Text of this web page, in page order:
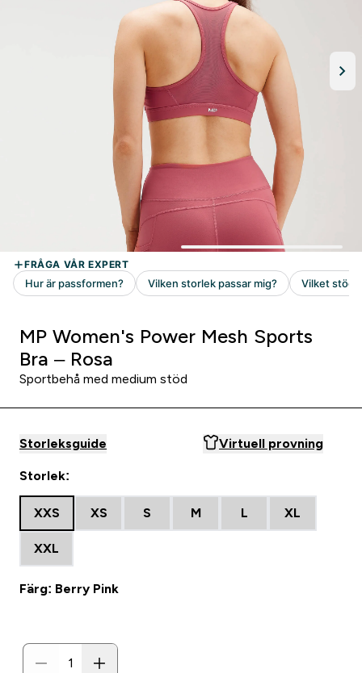
MP Women's Power Mesh Sports
Bra – Rosa
Sportbehå med medium stöd
Storleksguide Virtuell provning
Storlek:
XXS XS S M L XL
XXL
Färg: Berry Pink